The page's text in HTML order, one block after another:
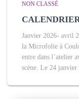
NON CLASSÉ
Janvier 2026- avril
la Microfolie à
entre dans l’atelier
scène. Le 24 janvier